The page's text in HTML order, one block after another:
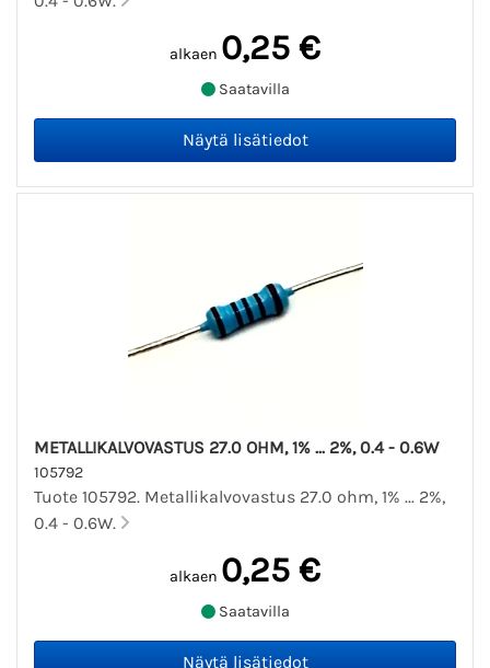
alkaen 0,25 €
Saatavilla
METALLIKALVOVASTUS 27.0 OHM, 1% ... 2%, 0.4 - 0.6W
105792
Tuote 105792. Metallikalvovastus 27.0 ohm, 1% ... 2%,
0.4 - 0.6W.
alkaen 0,25 €
Saatavilla